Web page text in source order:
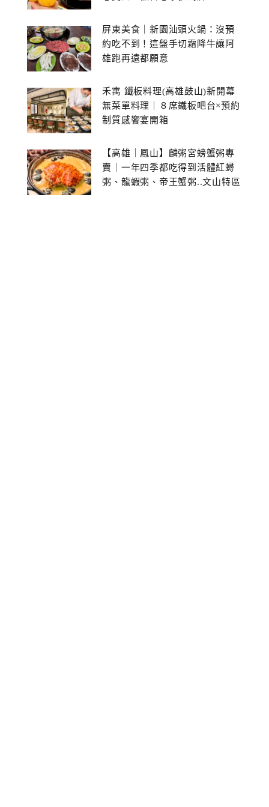
屏東美食｜新園汕頭火鍋：沒預
約吃不到！這盤手切霜降牛讓阿
雄跑再遠都願意
禾寓 鐵板料理(高雄鼓山)新開幕
無菜單料理｜８席鐵板吧台×預約
制質感饗宴開箱
【高雄｜鳳山】麟粥宮螃蟹粥專
賣｜一年四季都吃得到活體紅蟳
粥、龍蝦粥、帝王蟹粥..文山特區